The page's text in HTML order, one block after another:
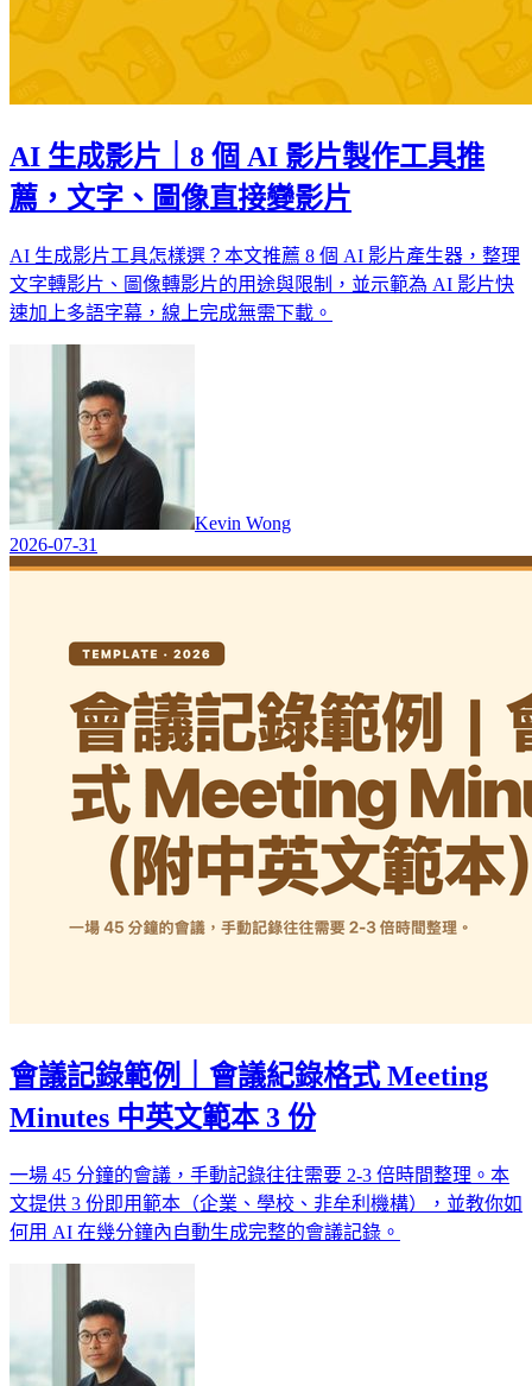
AI 生成影片｜8 個 AI 影片製作工具推
薦，文字、圖像直接變影片
AI 生成影片工具怎樣選？本文推薦 8 個 AI 影片產生器，整理
文字轉影片、圖像轉影片的用途與限制，並示範為 AI 影片快
速加上多語字幕，線上完成無需下載。
Kevin Wong
2026-07-31
會議記錄範例｜會議紀錄格式 Meeting
Minutes 中英文範本 3 份
一場 45 分鐘的會議，手動記錄往往需要 2-3 倍時間整理。本
文提供 3 份即用範本（企業、學校、非牟利機構），並教你如
何用 AI 在幾分鐘內自動生成完整的會議記錄。